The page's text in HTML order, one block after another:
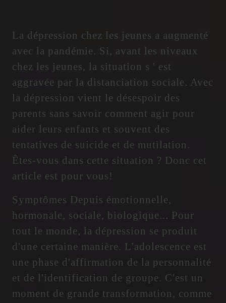
La dépression chez les jeunes a augmenté
avec la pandémie. Si, avant les niveaux
chez les jeunes, la situation s ' est
aggravée par la distanciation sociale. Avec
la dépression vient le désespoir des
parents sans savoir comment agir pour
aider leurs enfants et souvent des
tentatives de suicide et de mutilation.
Êtes-vous dans cette situation ? Donc cet
article est pour vous!
Symptômes Depuis émotionnelle,
hormonale, sociale, biologique... Pour
tout le monde, la dépression se produit
d'une certaine manière. L'adolescence est
une phase d'affirmation de la personnalité
et de l'identification de groupe. C'est un
moment de grande transformation, comme